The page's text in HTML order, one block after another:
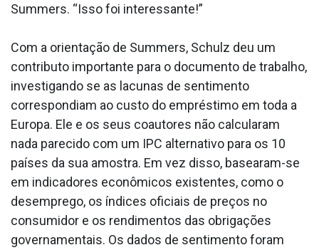
Summers. “Isso foi interessante!”
Com a orientação de Summers, Schulz deu um
contributo importante para o documento de trabalho,
investigando se as lacunas de sentimento
correspondiam ao custo do empréstimo em toda a
Europa. Ele e os seus coautores não calcularam
nada parecido com um IPC alternativo para os 10
países da sua amostra. Em vez disso, basearam-se
em indicadores econômicos existentes, como o
desemprego, os índices oficiais de preços no
consumidor e os rendimentos das obrigações
governamentais. Os dados de sentimento foram